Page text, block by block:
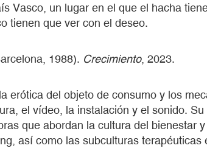
Vasco, un lugar en el que el hacha
tienen que ver con el deseo.
1988). Crecimiento, 2023.
erótica del objeto de consumo y los
el vídeo, la instalación y el sonido.
que abordan la cultura del bienestar
así como las subculturas terapéuticas